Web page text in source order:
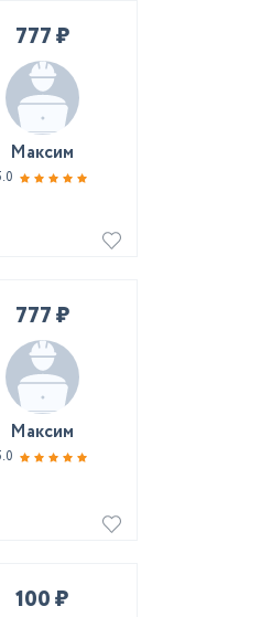
777 ₽
Максим
777 ₽
Максим
100 ₽